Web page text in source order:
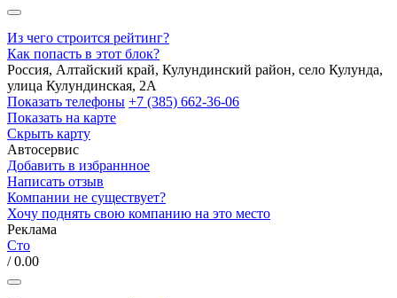
Из чего строится рейтинг?
Как попасть в этот блок?
Россия, Алтайский край, Кулундинский район, село Кулунда,
улица Кулундинская, 2А
Показать телефоны +7 (385) 662-36-06
Показать на карте
Скрыть карту
Автосервис
Добавить в избраннное
Написать отзыв
Компании не существует?
Хочу поднять свою компанию на это место
Реклама
Сто
/ 0.00